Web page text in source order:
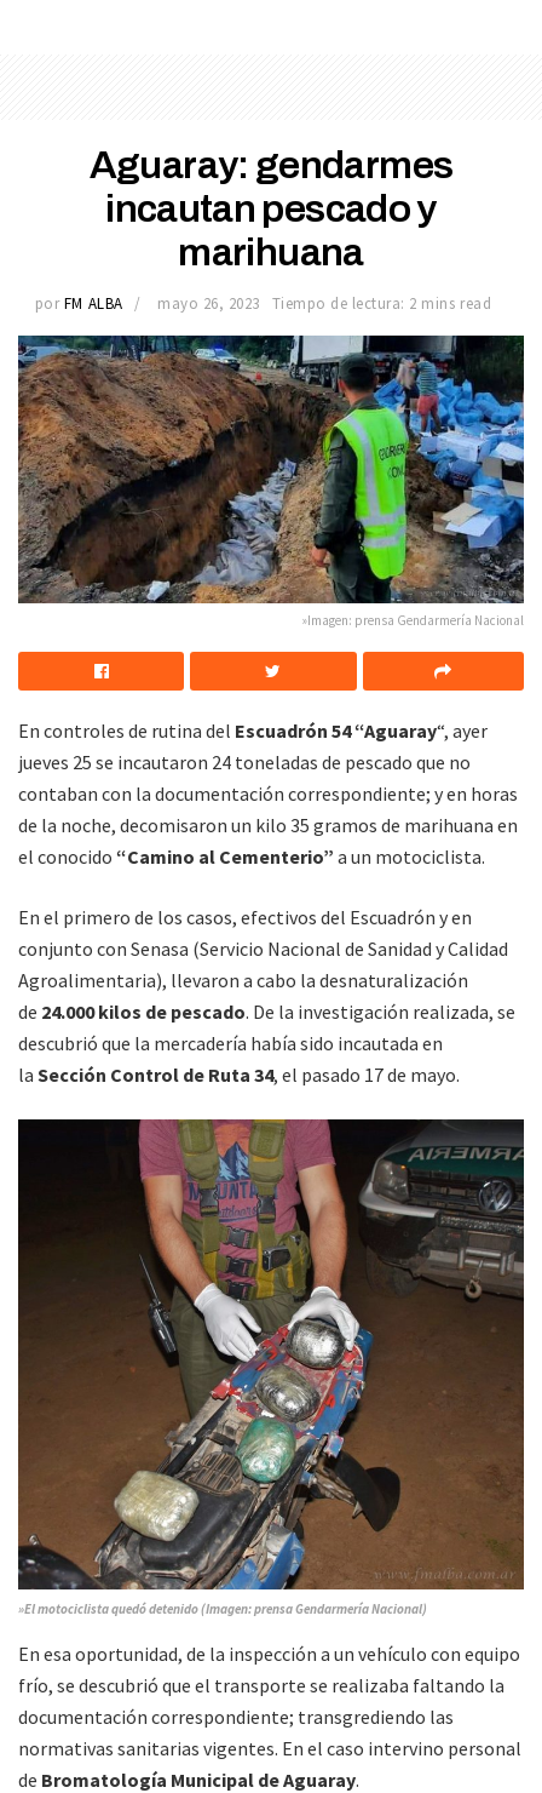
Aguaray: gendarmes
incautan pescado y
marihuana
por FM ALBA mayo 26, 2023 Tiempo de lectura: 2 mins read
»Imagen: prensa Gendarmería Nacional
En controles de rutina del Escuadrón 54 “Aguaray“, ayer
jueves 25 se incautaron 24 toneladas de pescado que no
contaban con la documentación correspondiente; y en horas
de la noche, decomisaron un kilo 35 gramos de marihuana en
el conocido “Camino al Cementerio” a un motociclista.
En el primero de los casos, efectivos del Escuadrón y en
conjunto con Senasa (Servicio Nacional de Sanidad y Calidad
Agroalimentaria), llevaron a cabo la desnaturalización
de 24.000 kilos de pescado. De la investigación realizada, se
descubrió que la mercadería había sido incautada en
la Sección Control de Ruta 34, el pasado 17 de mayo.
»El motociclista quedó detenido (Imagen: prensa Gendarmería Nacional)
En esa oportunidad, de la inspección a un vehículo con equipo
frío, se descubrió que el transporte se realizaba faltando la
documentación correspondiente; transgrediendo las
normativas sanitarias vigentes. En el caso intervino personal
de Bromatología Municipal de Aguaray.